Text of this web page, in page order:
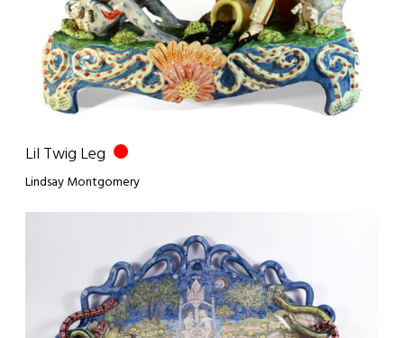
Lil Twig Leg
Lindsay Montgomery